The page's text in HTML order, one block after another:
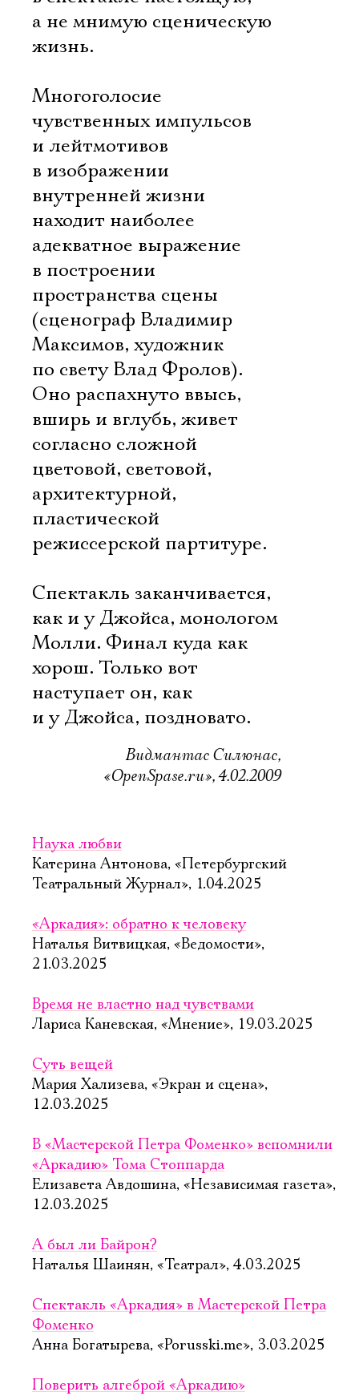
а не мнимую сценическую
жизнь.
Многоголосие
чувственных импульсов
и лейтмотивов
в изображении
внутренней жизни
находит наиболее
адекватное выражение
в построении
пространства сцены
(сценограф Владимир
Максимов, художник
по свету Влад Фролов).
Оно распахнуто ввысь,
вширь и вглубь, живет
согласно сложной
цветовой, световой,
архитектурной,
пластической
режиссерской партитуре.
Спектакль заканчивается,
как и у Джойса, монологом
Молли. Финал куда как
хорош. Только вот
наступает он, как
и у Джойса, поздновато.
Видмантас Силюнас,
«OpenSpase.ru», 4.02.2009
Наука любви
Катерина Антонова, «Петербургский
Театральный Журнал», 1.04.2025
«Аркадия»: обратно к человеку
Наталья Витвицкая, «Ведомости»,
21.03.2025
Время не властно над чувствами
Лариса Каневская, «Мнение», 19.03.2025
Суть вещей
Мария Хализева, «Экран и сцена»,
12.03.2025
В «Мастерской Петра Фоменко» вспомнили
«Аркадию» Тома Стоппарда
Елизавета Авдошина, «Независимая газета»,
12.03.2025
А был ли Байрон?
Наталья Шаинян, «Театрал», 4.03.2025
Спектакль «Аркадия» в Мастерской Петра
Фоменко
Анна Богатырева, «Porusski.me», 3.03.2025
Поверить алгеброй «Аркадию»
Ознакомиться